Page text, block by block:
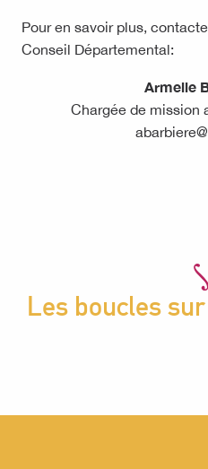
Pour en savoir plus,
Conseil Départemental:
Armelle
Chargée de mission
Les boucles